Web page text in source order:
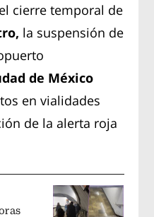
cierre temporal de
la suspensión de
de México
en vialidades
de la alerta roja